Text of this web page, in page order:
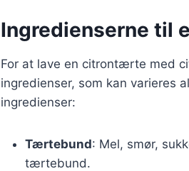
Ingredienserne til
For at lave en citrontærte med
ingredienser, som kan varieres
ingredienser:
Tærtebund: Mel, smør,
tærtebund.